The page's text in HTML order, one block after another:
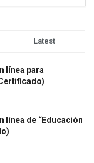
Latest
línea para
Certificado)
línea de “Educación